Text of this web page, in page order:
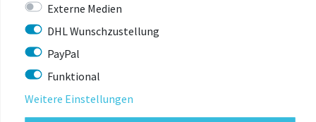
für Feuchtigkeitsschutz und Abriebfestigkeit. Ein
Mikrogewebe aus Fasern unterteilt das
Grundmaterial in quadratische Segmente um die
Ausweitung von Rissen zu verhindern – daher der
Hinweis zu den Preisen im Bereich Zubehör
Externe Medien
DHL Wunschzustellung
PayPal
Funktional
Weitere Einstellungen